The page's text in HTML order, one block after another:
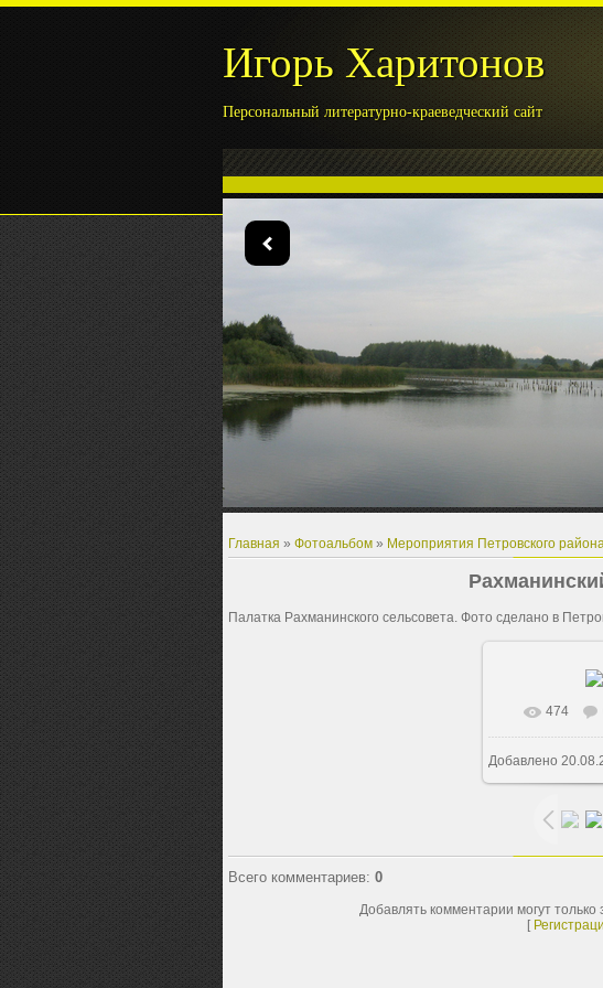
Игорь Харитонов
Персональный литературно-краеведческий сайт
Главная » Фотоальбом» Мероприятия Петровского
Палатка Рахманинского сельсовета. Фото сделано в
В
2500x1875/
474
Добавлено
Всего комментариев: 0
Добавлять комментарии могут
[